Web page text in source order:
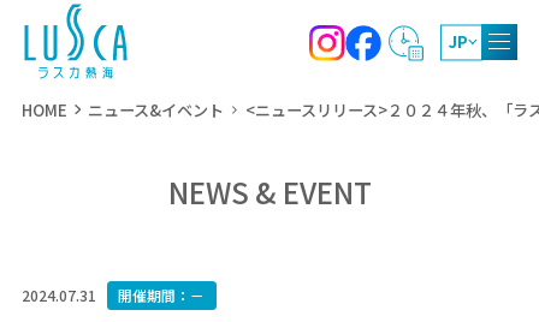
屋上庭園
JP
HOME ニュース&イベント <ニュースリリース>２０２４年秋、「ラ
NEWS & EVENT
2024.07.31 開催期間：－